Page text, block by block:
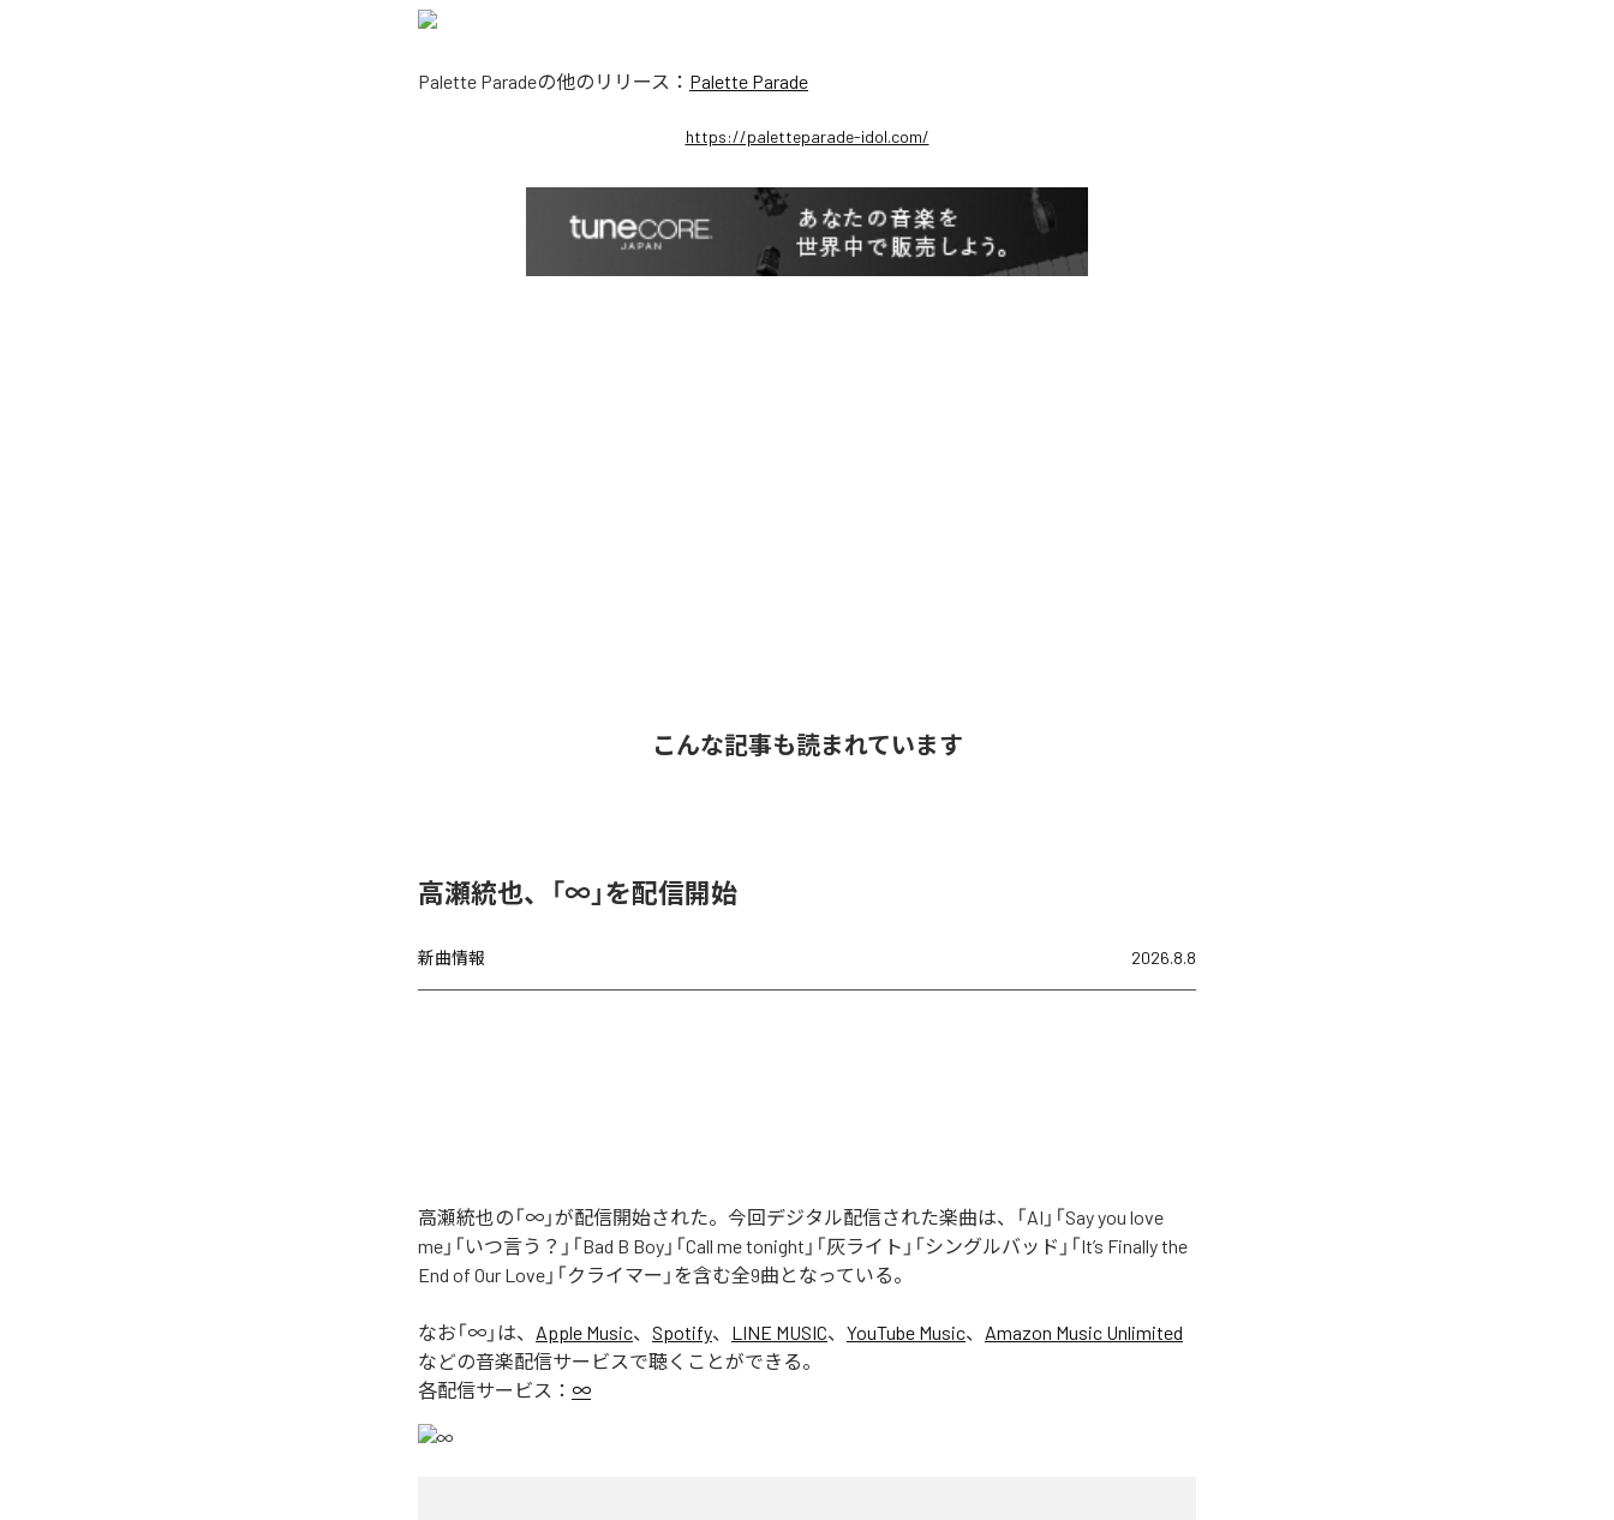
Palette Paradeの他のリリース： Palette Parade
https://paletteparade-idol.com/
こんな記事も読まれています
高瀬統也、「∞」を配信開始
新曲情報 2026.8.8
高瀬統也の「∞」が配信開始された。今回デジタル配信された楽曲は、「AI」「Say you love
me」「いつ言う？」「Bad B Boy」「Call me tonight」「灰ライト」「シングルバッド」「It’s Finally the
End of Our Love」「クライマー」を含む全9曲となっている。
なお「∞ 」は、 Apple Music、 Spotify、 LINE MUSIC、 YouTube Music、 Amazon Music Unlimited
などの音楽配信サービスで聴くことができる。
各配信サービス： ∞